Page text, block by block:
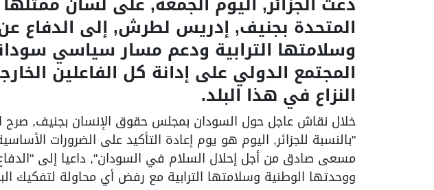
المتحدة بجنيف, إدريس لطرش, إلى الدفاع
وسلامتها الترابية ودعم مسار سياسي
المجتمع الدولي على إدانة كل الفاعلين
النزاع في هذا البلد.
خلال نقاش عاجل حول السودان بمجلس حقوق الإنسان بجنيف, صرح
"بالنسبة للجزائر, اليوم هو يوم إعادة التأكيد على الضرورات
مسعى صادق من أجل إحلال السلام في السودان", داعيا إلى
ووحدتها الوطنية وسلامتها الترابية مع رفض أي محاولة لتفكيك